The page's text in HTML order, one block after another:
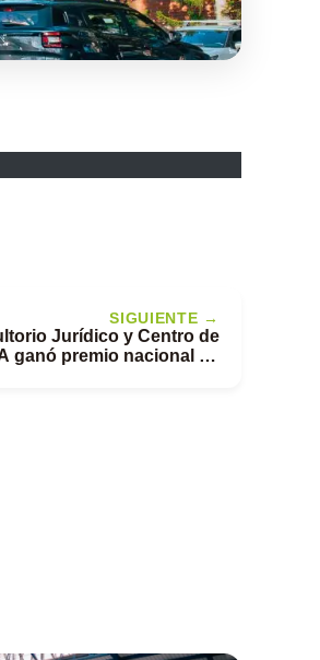
SIGUIENTE →
Jurídico y Centro de
ganó premio nacional de